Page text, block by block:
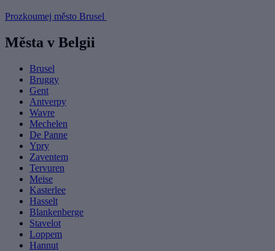
Prozkoumej město Brusel
Města v Belgii
Brusel
Bruggy
Gent
Antverpy
Wavre
Mechelen
De Panne
Ypry
Zaventem
Tervuren
Meise
Kasterlee
Hasselt
Blankenberge
Stavelot
Loppem
Hannut